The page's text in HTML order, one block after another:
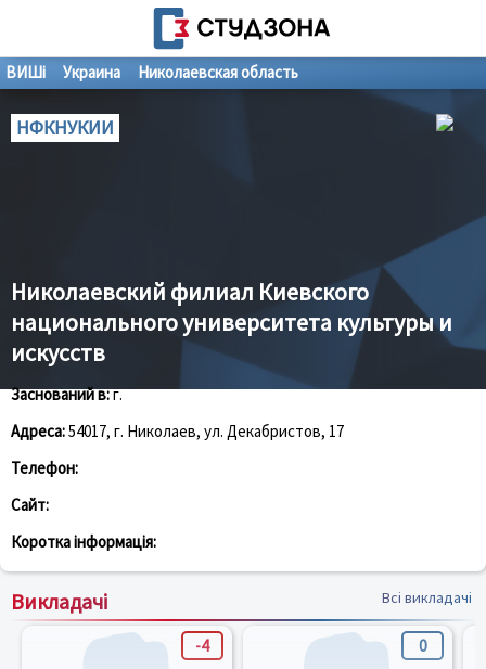
ВИШі Украина Николаевская область
НФКНУКИИ
Николаевский филиал Киевского
национального университета культуры и
искусств
Заснований в:г.
Адреса:54017, г. Николаев, ул. Декабристов, 17
Телефон:
Сайт:
Коротка інформація:
Викладачі Всі викладачі
-4 0